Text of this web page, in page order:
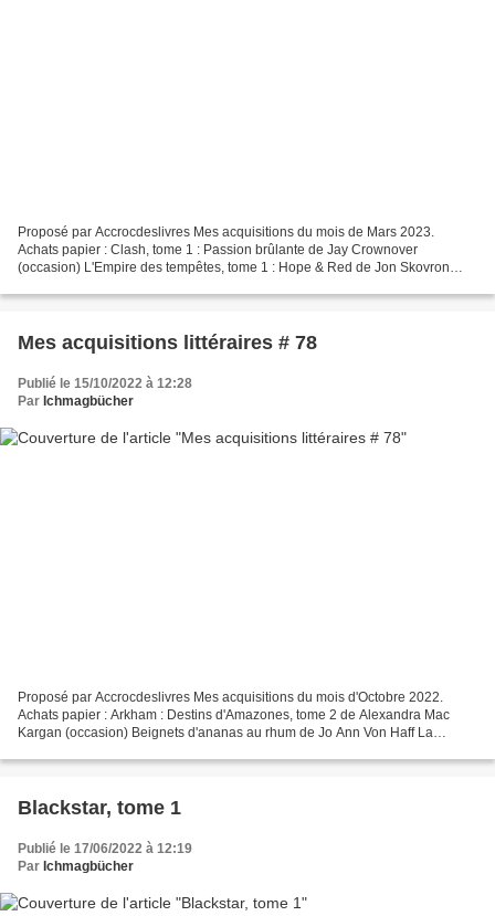
Proposé par Accrocdeslivres Mes acquisitions du mois de Mars 2023.
Achats papier : Clash, tome 1 : Passion brûlante de Jay Crownover
(occasion) L'Empire des tempêtes, tome 1 : Hope & Red de Jon Skovron
Mes acquisitions littéraires # 78
Publié le 15/10/2022 à 12:28
Par Ichmagbücher
Proposé par Accrocdeslivres Mes acquisitions du mois d'Octobre 2022.
Achats papier : Arkham : Destins d'Amazones, tome 2 de Alexandra Mac
Kargan (occasion) Beignets d'ananas au rhum de Jo Ann Von Haff La
Blackstar, tome 1
Publié le 17/06/2022 à 12:19
Par Ichmagbücher